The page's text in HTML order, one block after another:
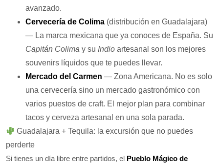
avanzado.
Cervecería de Colima (distribución en Guadalajara)
— La marca mexicana que ya conoces de España. Su
Capitán Colima y su Indio artesanal son los mejores
souvenirs líquidos que te puedes llevar.
Mercado del Carmen — Zona Americana. No es solo
una cervecería sino un mercado gastronómico con
varios puestos de craft. El mejor plan para combinar
tacos y cerveza artesanal en una sola parada.
Guadalajara + Tequila: la excursión que no puedes
perderte
Si tienes un día libre entre partidos, el Pueblo Mágico de